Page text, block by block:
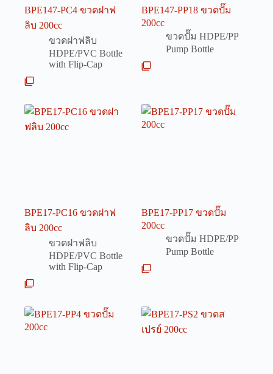
BPE147-PC4 ขวดฝาฟ
ลิบ 200cc
ขวดฝาฟลิบ
HDPE/PVC Bottle
with Flip-Cap
BPE147-PP18 ขวดปั๊ม
200cc
ขวดปั๊ม HDPE/PP
Pump Bottle
BPE17-PC16 ขวดฝาฟ
ลิบ 200cc
ขวดฝาฟลิบ
HDPE/PVC Bottle
with Flip-Cap
BPE17-PP17 ขวดปั๊ม
200cc
ขวดปั๊ม HDPE/PP
Pump Bottle